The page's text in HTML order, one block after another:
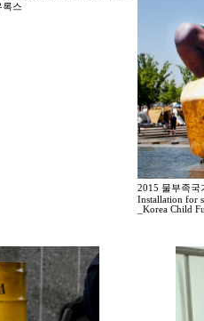
록스
2015 물부족국
Installation for
_Korea Child